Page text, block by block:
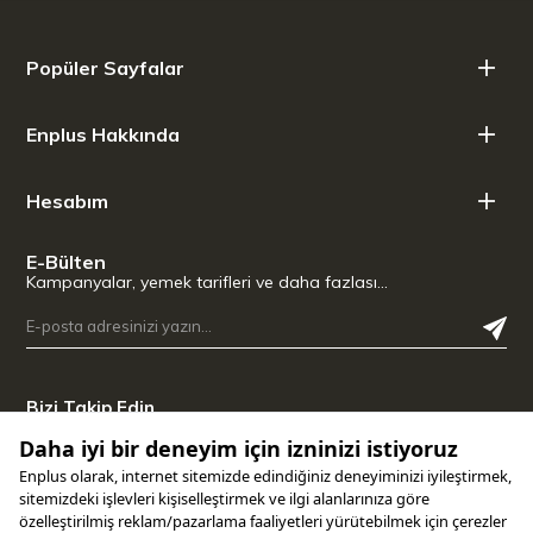
Popüler Sayfalar
Enplus Hakkında
Hesabım
E-Bülten
Kampanyalar, yemek tarifleri ve daha fazlası…
Bizi Takip Edin